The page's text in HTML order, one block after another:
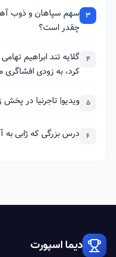
3 سهم سپاهان و ذوب
چقدر است؟
4 گلایه تند ابراهیم
کرد، به زودی افشاگری
5 ویدیو| تاجرنیا در پخش
6 درس بزرگی که ژابی به
دیما اسپورت